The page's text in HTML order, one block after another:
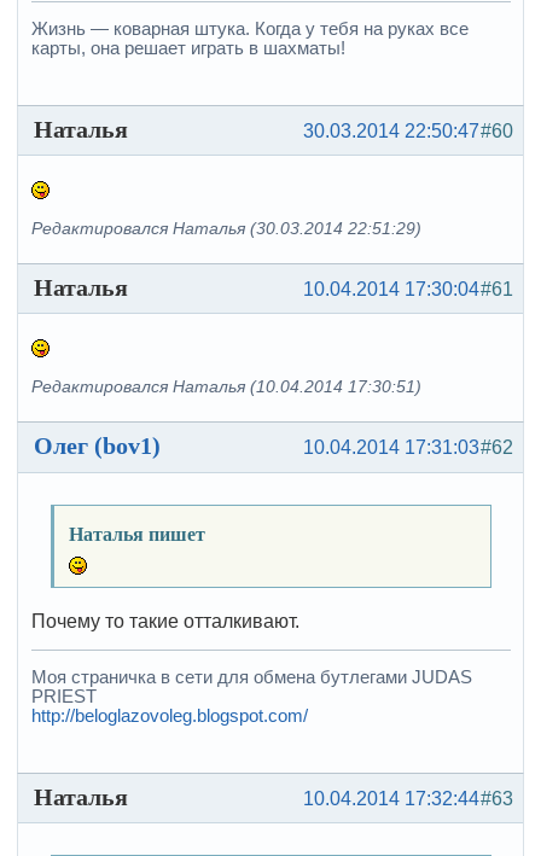
Жизнь — коварная штука. Когда у тебя на руках все
карты, она решает играть в шахматы!
#60
30.03.2014 22:50:47
Наталья
Редактировался Наталья (30.03.2014 22:51:29)
#61
10.04.2014 17:30:04
Наталья
Редактировался Наталья (10.04.2014 17:30:51)
#62
10.04.2014 17:31:03
Олег (bov1)
Наталья пишет
Почему то такие отталкивают.
Моя страничка в сети для обмена бутлегами JUDAS
PRIEST
http://beloglazovoleg.blogspot.com/
#63
10.04.2014 17:32:44
Наталья